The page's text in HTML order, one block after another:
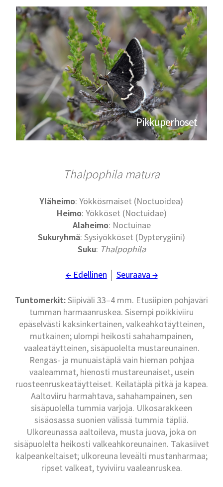
Pikkuperhoset
Thalpophila matura
Yläheimo: Yökkösmaiset (Noctuoidea)
Heimo: Yökköset (Noctuidae)
Alaheimo: Noctuinae
Sukuryhmä: Sysiyökköset (Dypterygiini)
Suku: Thalpophila
← Edellinen Seuraava →
Tuntomerkit:Siipiväli 33–4 mm. Etusiipien pohjaväri
tumman harmaanruskea. Sisempi poikkiviiru
epäselvästi kaksinkertainen, valkeahkotäytteinen,
mutkainen; ulompi heikosti sahahampainen,
vaaleatäytteinen, sisäpuolelta mustareunainen.
Rengas- ja munuaistäplä vain hieman pohjaa
vaaleammat, hienosti mustareunaiset, usein
ruosteenruskeatäytteiset. Keilatäplä pitkä ja kapea.
Aaltoviiru harmahtava, sahahampainen, sen
sisäpuolella tummia varjoja. Ulkosarakkeen
sisäosassa suonien välissä tummia täpliä.
Ulkoreunassa aaltoileva, musta juova, joka on
sisäpuolelta heikosti valkeahkoreunainen. Takasiivet
kalpeankeltaiset; ulkoreuna leveälti mustanharmaa;
ripset valkeat, tyviviiru vaaleanruskea.